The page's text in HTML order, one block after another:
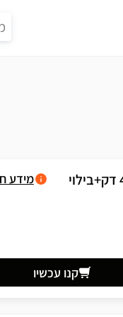
כרטיס בהנחה שווה לעיסוי מפנק 45 דק+בילוי
מידע
קנו עכשיו